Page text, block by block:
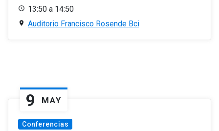
13:50 a 14:50
Auditorio Francisco Rosende Bci
9 MAY
Conferencias